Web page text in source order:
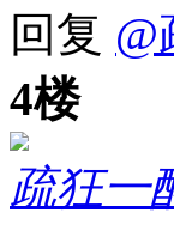
回复 @
4楼
疏狂一